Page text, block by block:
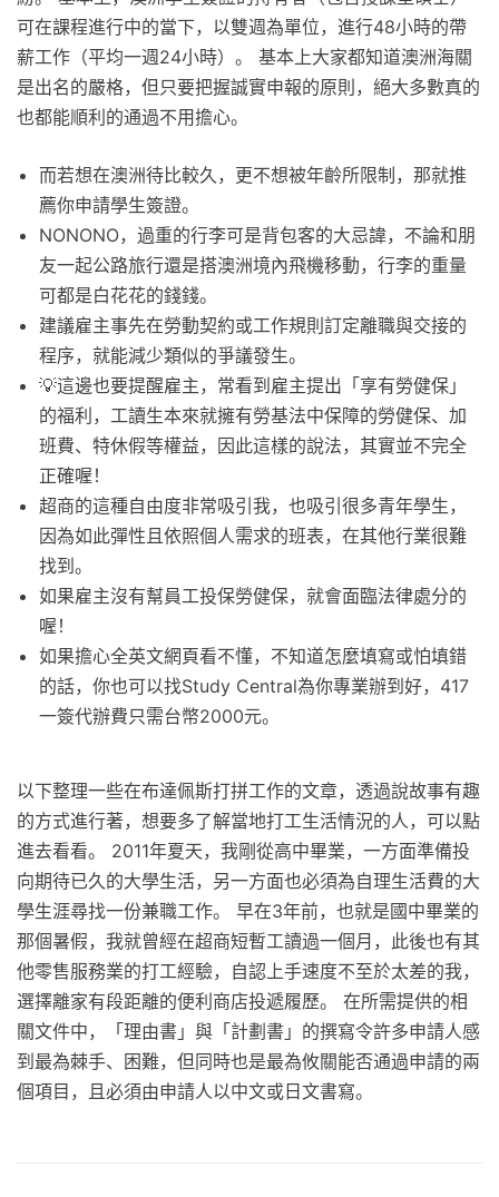
可在課程進行中的當下，以雙週為單位，進行48小時的帶
薪工作（平均一週24小時）。 基本上大家都知道澳洲海關
是出名的嚴格，但只要把握誠實申報的原則，絕大多數真的
也都能順利的通過不用擔心。
而若想在澳洲待比較久，更不想被年齡所限制，那就推
薦你申請學生簽證。
NONONO，過重的行李可是背包客的大忌諱，不論和朋
友一起公路旅行還是搭澳洲境內飛機移動，行李的重量
可都是白花花的錢錢。
建議雇主事先在勞動契約或工作規則訂定離職與交接的
程序，就能減少類似的爭議發生。
💡這邊也要提醒雇主， 常看到雇主提出「享有勞健保」
的福利，工讀生本來就擁有勞基法中保障的勞健保、加
班費、特休假等權益，因此這樣的說法，其實並不完全
正確喔！
超商的這種自由度非常吸引我，也吸引很多青年學生，
因為如此彈性且依照個人需求的班表，在其他行業很難
找到。
如果雇主沒有幫員工投保勞健保，就會面臨法律處分的
喔！
如果擔心全英文網頁看不懂，不知道怎麼填寫或怕填錯
的話，你也可以找Study Central為你專業辦到好，417
一簽代辦費只需台幣2000元。
以下整理一些在布達佩斯打拼工作的文章，透過說故事有趣
的方式進行著，想要多了解當地打工生活情況的人，可以點
進去看看。 2011年夏天，我剛從高中畢業，一方面準備投
向期待已久的大學生活，另一方面也必須為自理生活費的大
學生涯尋找一份兼職工作。 早在3年前，也就是國中畢業的
那個暑假，我就曾經在超商短暫工讀過一個月，此後也有其
他零售服務業的打工經驗，自認上手速度不至於太差的我，
選擇離家有段距離的便利商店投遞履歷。 在所需提供的相
關文件中，「理由書」與「計劃書」的撰寫令許多申請人感
到最為棘手、困難，但同時也是最為攸關能否通過申請的兩
個項目，且必須由申請人以中文或日文書寫。